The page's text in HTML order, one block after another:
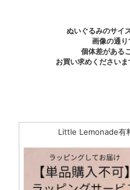
ぬいぐるみのサイ
画像の通り
個体差がある
お買い求めくださいま
Little Lemonade有